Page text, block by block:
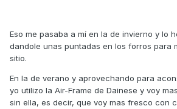
Eso me pasaba a mí en la de invierno y lo
dandole unas puntadas en los forros para
sitio.
En la de verano y aprovechando para
yo utilizo la Air-Frame de Dainese y voy
sin ella, es decir, que voy mas fresco con